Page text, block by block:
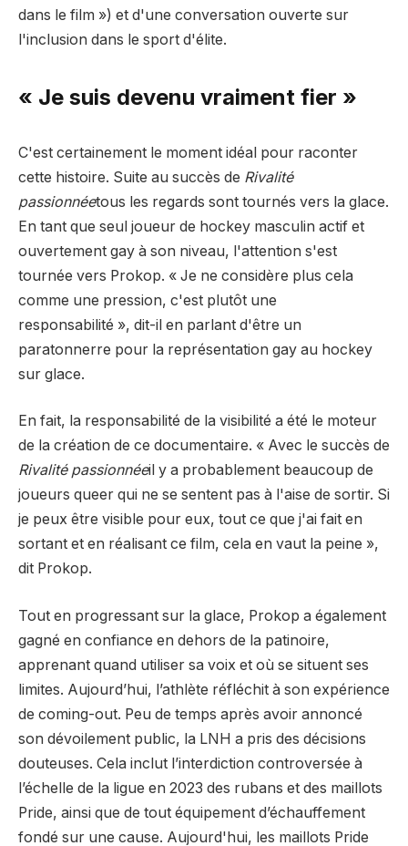
dans le film ») et d'une conversation ouverte sur
l'inclusion dans le sport d'élite.
« Je suis devenu vraiment fier »
C'est certainement le moment idéal pour raconter
cette histoire. Suite au succès de Rivalité
passionnéetous les regards sont tournés vers la glace.
En tant que seul joueur de hockey masculin actif et
ouvertement gay à son niveau, l'attention s'est
tournée vers Prokop. « Je ne considère plus cela
comme une pression, c'est plutôt une
responsabilité », dit-il en parlant d'être un
paratonnerre pour la représentation gay au hockey
sur glace.
En fait, la responsabilité de la visibilité a été le moteur
de la création de ce documentaire. « Avec le succès de
Rivalité passionnéeil y a probablement beaucoup de
joueurs queer qui ne se sentent pas à l'aise de sortir. Si
je peux être visible pour eux, tout ce que j'ai fait en
sortant et en réalisant ce film, cela en vaut la peine »,
dit Prokop.
Tout en progressant sur la glace, Prokop a également
gagné en confiance en dehors de la patinoire,
apprenant quand utiliser sa voix et où se situent ses
limites. Aujourd’hui, l’athlète réfléchit à son expérience
de coming-out. Peu de temps après avoir annoncé
son dévoilement public, la LNH a pris des décisions
douteuses. Cela inclut l’interdiction controversée à
l’échelle de la ligue en 2023 des rubans et des maillots
Pride, ainsi que de tout équipement d’échauffement
fondé sur une cause. Aujourd'hui, les maillots Pride